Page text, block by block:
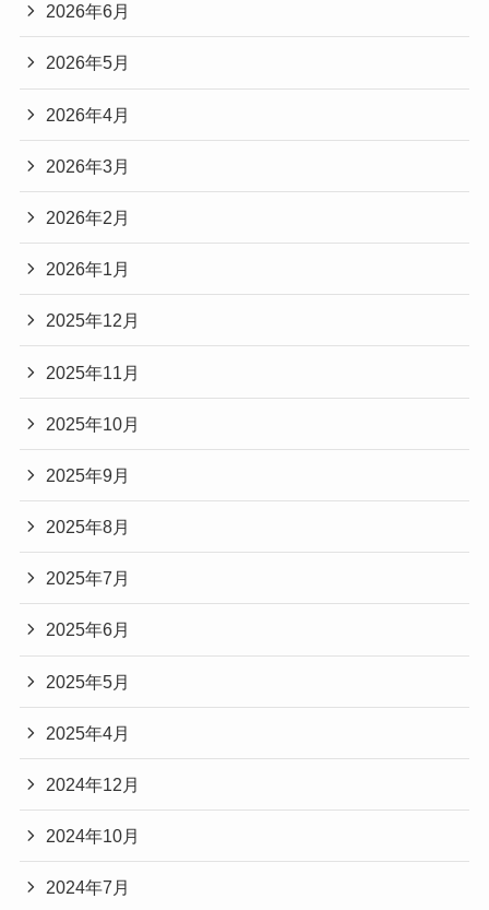
2026年6月
2026年5月
2026年4月
2026年3月
2026年2月
2026年1月
2025年12月
2025年11月
2025年10月
2025年9月
2025年8月
2025年7月
2025年6月
2025年5月
2025年4月
2024年12月
2024年10月
2024年7月